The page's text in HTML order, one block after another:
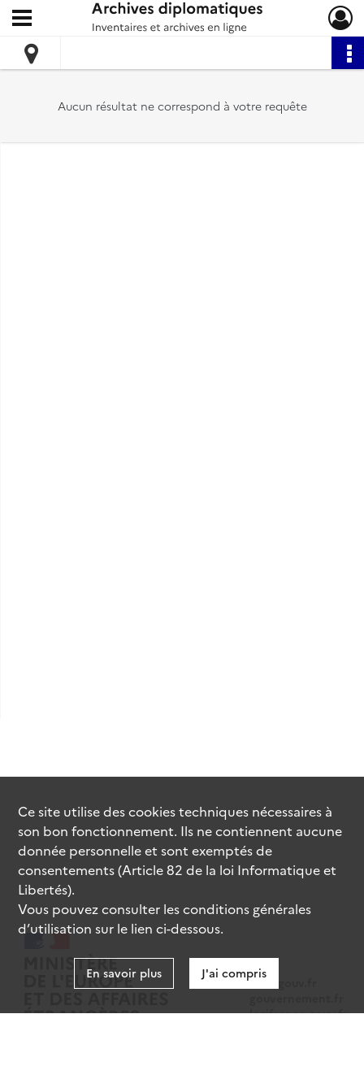
Archives diplomatiques
Ouvrir le menu déroulant
Aucun résultat ne correspond à votre requête
data.gouv.fr
legifrance.gouv.fr
Ce site utilise descookiestechniques nécessaires à
son bon fonctionnement. Ils ne contiennent aucune
donnée personnelle et sont exemptés de
consentements (Article 82 de la loi Informatique et
Libertés).
Vous pouvez consulter les conditions générales
d’utilisation sur le lien ci-dessous.
En savoir plus J'ai compris